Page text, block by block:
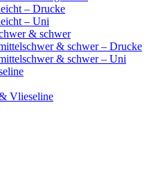
– Drucke
– Uni
& schwer
& schwer – Drucke
& schwer – Uni
Vlieseline